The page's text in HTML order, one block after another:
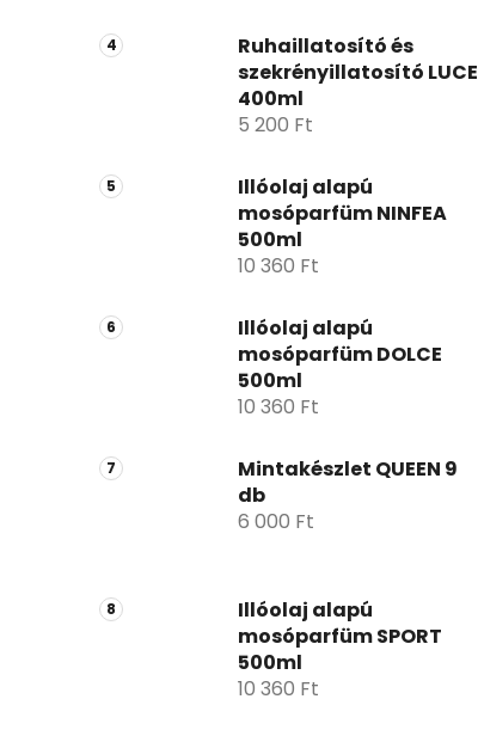
Ruhaillatosító és
szekrényillatosító LUCE
400ml
5 200 Ft
Illóolaj alapú
mosóparfüm NINFEA
500ml
10 360 Ft
Illóolaj alapú
mosóparfüm DOLCE
500ml
10 360 Ft
Mintakészlet QUEEN 9
db
6 000 Ft
Illóolaj alapú
mosóparfüm SPORT
500ml
10 360 Ft